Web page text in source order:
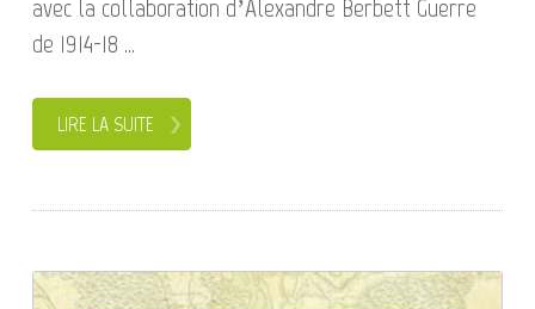
avec la collaboration d’Alexandre Berbett Guerre
de 1914-18 ...
LIRE LA SUITE